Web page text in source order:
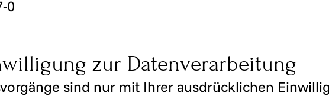
0
zur Datenverarbeitung
sind nur mit Ihrer ausdrücklichen